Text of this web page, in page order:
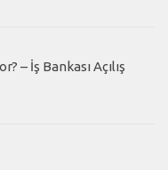
– İş Bankası Açılış